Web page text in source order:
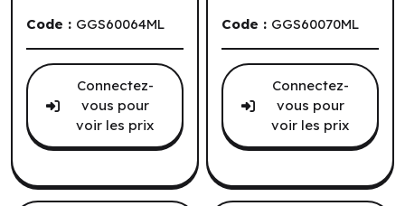
Code : GGS60064ML
Connectez-
vous pour
voir les prix
Code : GGS60070ML
Connectez-
vous pour
voir les prix